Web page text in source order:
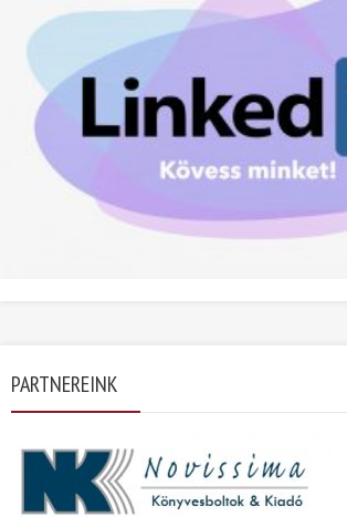
PARTNEREINK